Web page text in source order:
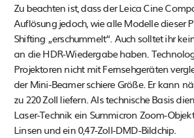
Zu beachten ist, dass der Leica Cine
Auflösung jedoch, wie alle Modelle dieser
Shifting „erschummelt“. Auch solltet ihr
an die HDR-Wiedergabe haben.
Projektoren nicht mit Fernsehgeräten
der Mini-Beamer schiere Größe. Er kann
zu 220 Zoll liefern. Als technische Basis
Laser-Technik ein Summicron Zoom-
Linsen und ein 0,47-Zoll-DMD-Bildchip.